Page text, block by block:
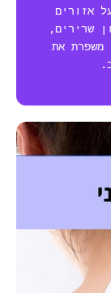
אזורים
שרירים,
משפרת את